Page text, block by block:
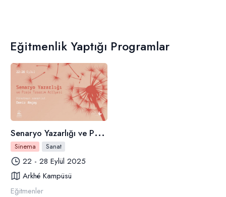
Eğitmenlik Yaptığı Programlar
S
enaryo Yazarlığı ve Proje Tasarım Atölyesi
Sinema Sanat
22 - 28 Eylül 2025
Arkhé Kampüsü
Eğitmenler